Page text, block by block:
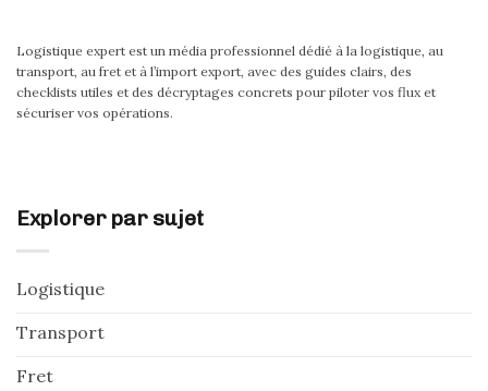
Logistique expert est un média professionnel dédié à la logistique, au
transport, au fret et à l’import export, avec des guides clairs, des
checklists utiles et des décryptages concrets pour piloter vos flux et
sécuriser vos opérations.
Explorer par sujet
Logistique
Transport
Fret